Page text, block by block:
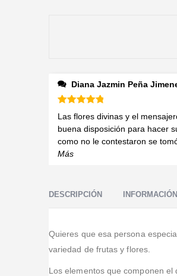
Diana Jazmin Peña
Las flores divinas y el
buena disposición para hacer
como no le contestaron se
Más
DESCRIPCIÓN
Quieres que esa persona
variedad de frutas y flores.
Los elementos que componen